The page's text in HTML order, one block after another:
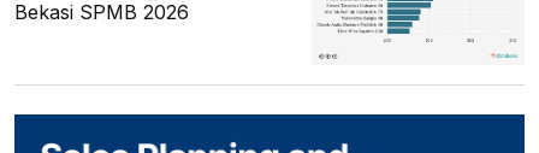
Bekasi SPMB 2026